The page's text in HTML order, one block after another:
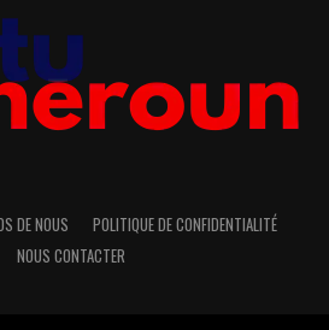
DE NOUS
POLITIQUE DE CONFIDENTIALITÉ
NOUS CONTACTER